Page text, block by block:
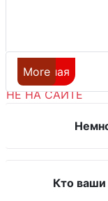
НЕ НА САЙТЕ
Главная
More
Кто